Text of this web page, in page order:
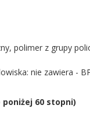
polimer z grupy
nie zawiera -
60 stopni)